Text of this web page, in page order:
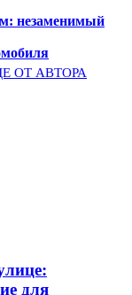
незаменимый
ОТ АВТОРА
для